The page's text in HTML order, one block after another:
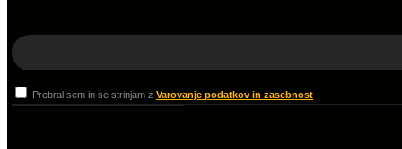
Prebral sem in se strinjam z Varovanje podatkov in zasebnost